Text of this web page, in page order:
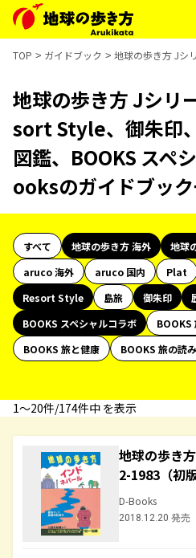
TOP ガイドブック 地球の歩き方 Jシ
地球の歩き方 Jシリ
sort Style、御朱印
図鑑、BOOKS スペ
ooksのガイドブッ
すべて 地球の歩き方 海外
地球
aruco 海外
aruco 国内 Plat
Resort Style
島旅 御朱印
BOOKS スペシャルコラボ
BOOKS
BOOKS 旅と健康
BOOKS 旅の読
1〜20件/174件中 を表示
地球の歩き
2-1983（初
D-Books
2018.12.20 発売